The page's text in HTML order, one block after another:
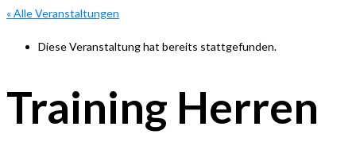
« Alle Veranstaltungen
Diese Veranstaltung hat bereits stattgefunden.
Training Herren